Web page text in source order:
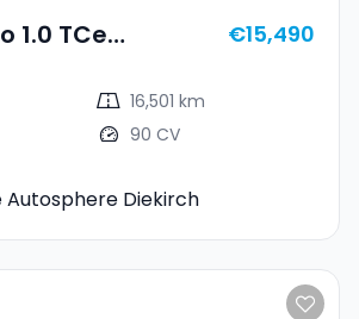
1.0 TCe
€15,490
16,501 km
90 CV
Autosphere Diekirch